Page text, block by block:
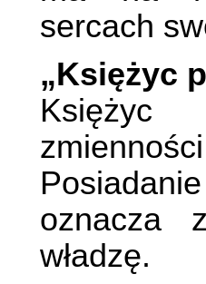
sercach
„Księżyc
oznacza
władzę.